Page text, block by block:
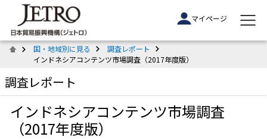
マイページ
国・地域別に見る
調査レポート
インドネシアコンテンツ市場調査（2017年度版）
調査レポート
インドネシアコンテンツ市場調査
（2017年度版）